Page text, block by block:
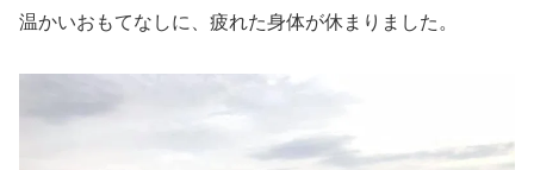
温かいおもてなしに、疲れた身体が休まりました。